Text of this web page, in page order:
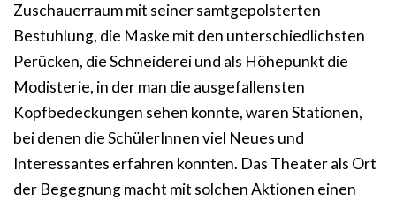
Zuschauerraum mit seiner samtgepolsterten
Bestuhlung, die Maske mit den unterschiedlichsten
Perücken, die Schneiderei und als Höhepunkt die
Modisterie, in der man die ausgefallensten
Kopfbedeckungen sehen konnte, waren Stationen,
bei denen die SchülerInnen viel Neues und
Interessantes erfahren konnten. Das Theater als Ort
der Begegnung macht mit solchen Aktionen einen